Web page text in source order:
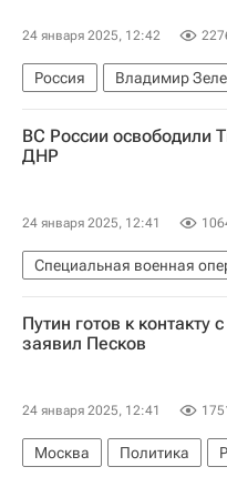
24 января 2025, 12:42
Россия Владимир
В мире
Дмитрий
ВС России освободили
ДНР
24 января 2025, 12:41
Специальная военная
Донецкая Народная
Вооруженные силы РФ
Путин готов к контакту
заявил Песков
24 января 2025, 12:41
Москва Политика